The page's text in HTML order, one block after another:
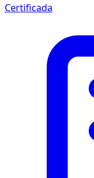
Certificada